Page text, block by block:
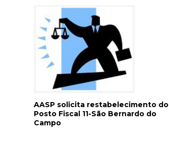
AASP solicita restabelecimento do
Posto Fiscal 11-São Bernardo do
Campo